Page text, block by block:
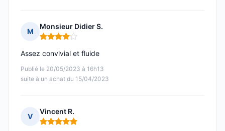
M
Monsieur Didier S.
Note : 4 sur 5
Publié le 20/05/2023 à 16h13
suite à un achat du 15/04/2023
Assez convivial et fluide
V
Vincent R.
Note : 5 sur 5